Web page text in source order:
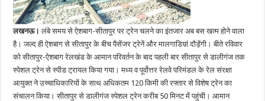
लखनऊ। लंबे समय से ऐशबाग-सीतापुर पर ट्रेन चलने का इंतजार अब बस खत्म होने वाला
है। जल्द ही ऐशबाग से सीतापुर के बीच पैसेंजर ट्रेनें और मालगाडिय़ां दौड़ेंगी। बीते रविवार
को सीतापुर-ऐशबाग रेलखंड के आमान परिवर्तन के बाद पहली बार सीतापुर से डालीगंज तक
स्पेशल ट्रेन से स्पीड ट्रायल किया गया। मध्य व पूर्वोत्तर रेलवे परिमंडल के रेल संरक्षा
आयुक्त ने उच्चाधिकारियों के साथ अधिकतम 120 किमी की रफ्तार से विशेष ट्रेन का
संचालन किया। सीतापुर से डालीगंज स्पेशल ट्रेन करीब 50 मिनट में पहुंची। आमान